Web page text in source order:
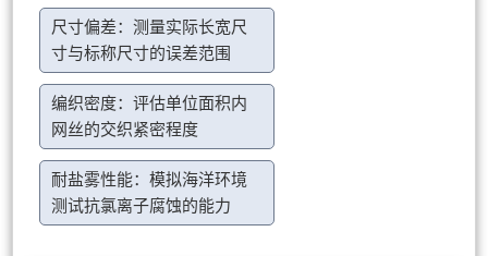
尺寸偏差：测量实际长宽尺
寸与标称尺寸的误差范围
编织密度：评估单位面积内
网丝的交织紧密程度
耐盐雾性能：模拟海洋环境
测试抗氯离子腐蚀的能力